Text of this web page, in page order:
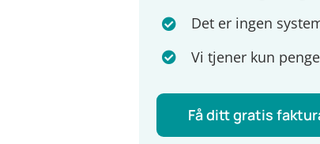
Det er ingen
Vi tjener kun
Få ditt gratis